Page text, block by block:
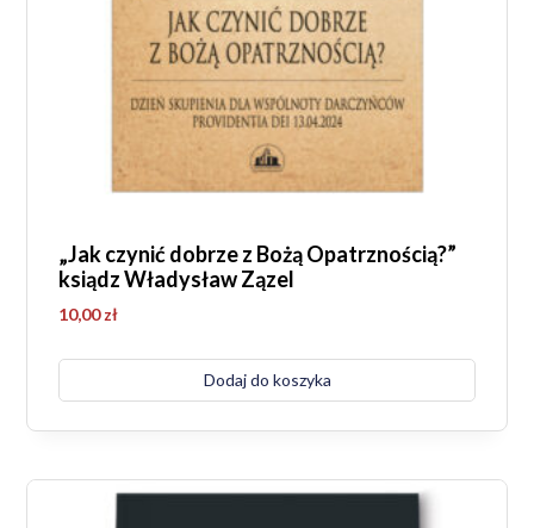
„Jak czynić dobrze z Bożą Opatrznością?”
ksiądz Władysław Zązel
10,00zł
Dodaj do koszyka